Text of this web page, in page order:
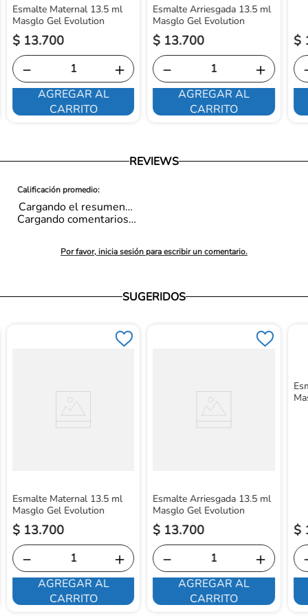
Esmalte Maternal 13.5 ml
Masglo Gel Evolution
$ 13.700
＋
－
AGREGAR AL
CARRITO
Esmalte Arriesgada 13.5 ml
Masglo Gel Evolution
$ 13.700
＋
－
AGREGAR AL
CARRITO
$
REVIEWS
Cargando el resumen…
Por favor, inicia sesión para escribir un comentario.
Cargando comentarios…
SUGERIDOS
Esmalte Maternal 13.5 ml
Masglo Gel Evolution
$ 13.700
＋
－
AGREGAR AL
CARRITO
Esmalte Arriesgada 13.5 ml
Masglo Gel Evolution
$ 13.700
＋
－
AGREGAR AL
CARRITO
$